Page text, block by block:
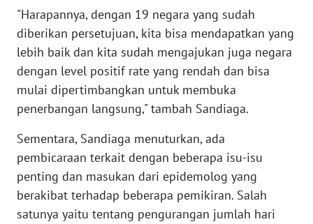
"Harapannya, dengan 19 negara yang sudah
diberikan persetujuan, kita bisa mendapatkan yang
lebih baik dan kita sudah mengajukan juga negara
dengan level positif rate yang rendah dan bisa
mulai dipertimbangkan untuk membuka
penerbangan langsung," tambah Sandiaga.
Sementara, Sandiaga menuturkan, ada
pembicaraan terkait dengan beberapa isu-isu
penting dan masukan dari epidemolog yang
berakibat terhadap beberapa pemikiran. Salah
satunya yaitu tentang pengurangan jumlah hari
WN
BANTEN
WN
NTT
WN
KEPRI
WN
PAPUA